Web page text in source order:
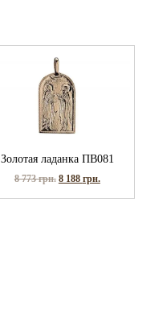
Золотая ладанка ПВ081
8 773грн. 8 188 грн.